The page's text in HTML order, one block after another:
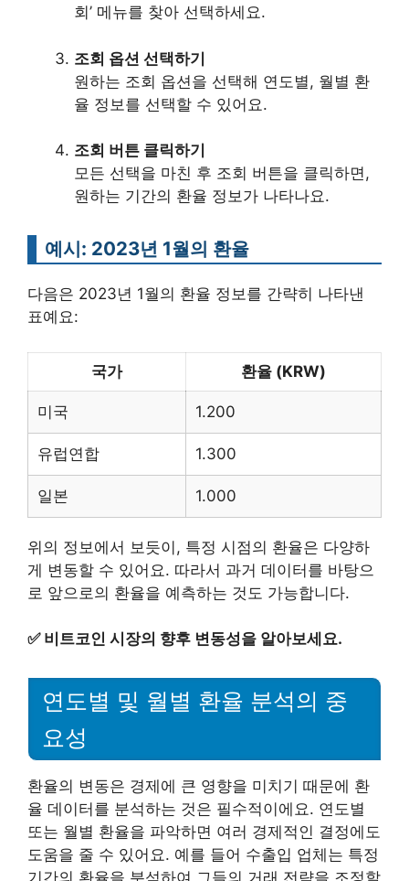
회’ 메뉴를 찾아 선택하세요.
조회 옵션 선택하기
원하는 조회 옵션을 선택해 연도별, 월별 환
율 정보를 선택할 수 있어요.
조회 버튼 클릭하기
모든 선택을 마친 후 조회 버튼을 클릭하면,
원하는 기간의 환율 정보가 나타나요.
예시: 2023년 1월의 환율
다음은 2023년 1월의 환율 정보를 간략히 나타낸
표예요:
국가 환율 (KRW)
미국 1.200
유럽연합 1.300
일본 1.000
위의 정보에서 보듯이, 특정 시점의 환율은 다양하
게 변동할 수 있어요. 따라서 과거 데이터를 바탕으
로 앞으로의 환율을 예측하는 것도 가능합니다.
✅ 비트코인 시장의 향후 변동성을 알아보세요.
연도별 및 월별 환율 분석의 중
요성
환율의 변동은 경제에 큰 영향을 미치기 때문에 환
율 데이터를 분석하는 것은 필수적이에요. 연도별
또는 월별 환율을 파악하면 여러 경제적인 결정에도
도움을 줄 수 있어요. 예를 들어 수출입 업체는 특정
기간의 환율을 분석하여 그들의 거래 전략을 조정할